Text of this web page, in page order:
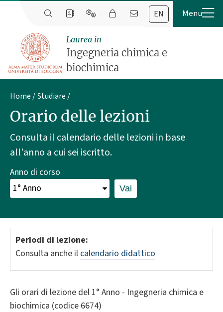
EN
Laurea in
Ingegneria chimica e
biochimica
Home Studiare
Orario delle lezioni
Consulta il calendario delle lezioni in base
all'anno a cui sei iscritto.
Anno di corso
Vai
Periodi di lezione:
Consulta anche il calendario didattico
Gli orari di lezione del 1° Anno - Ingegneria chimica e
biochimica (codice 6674)